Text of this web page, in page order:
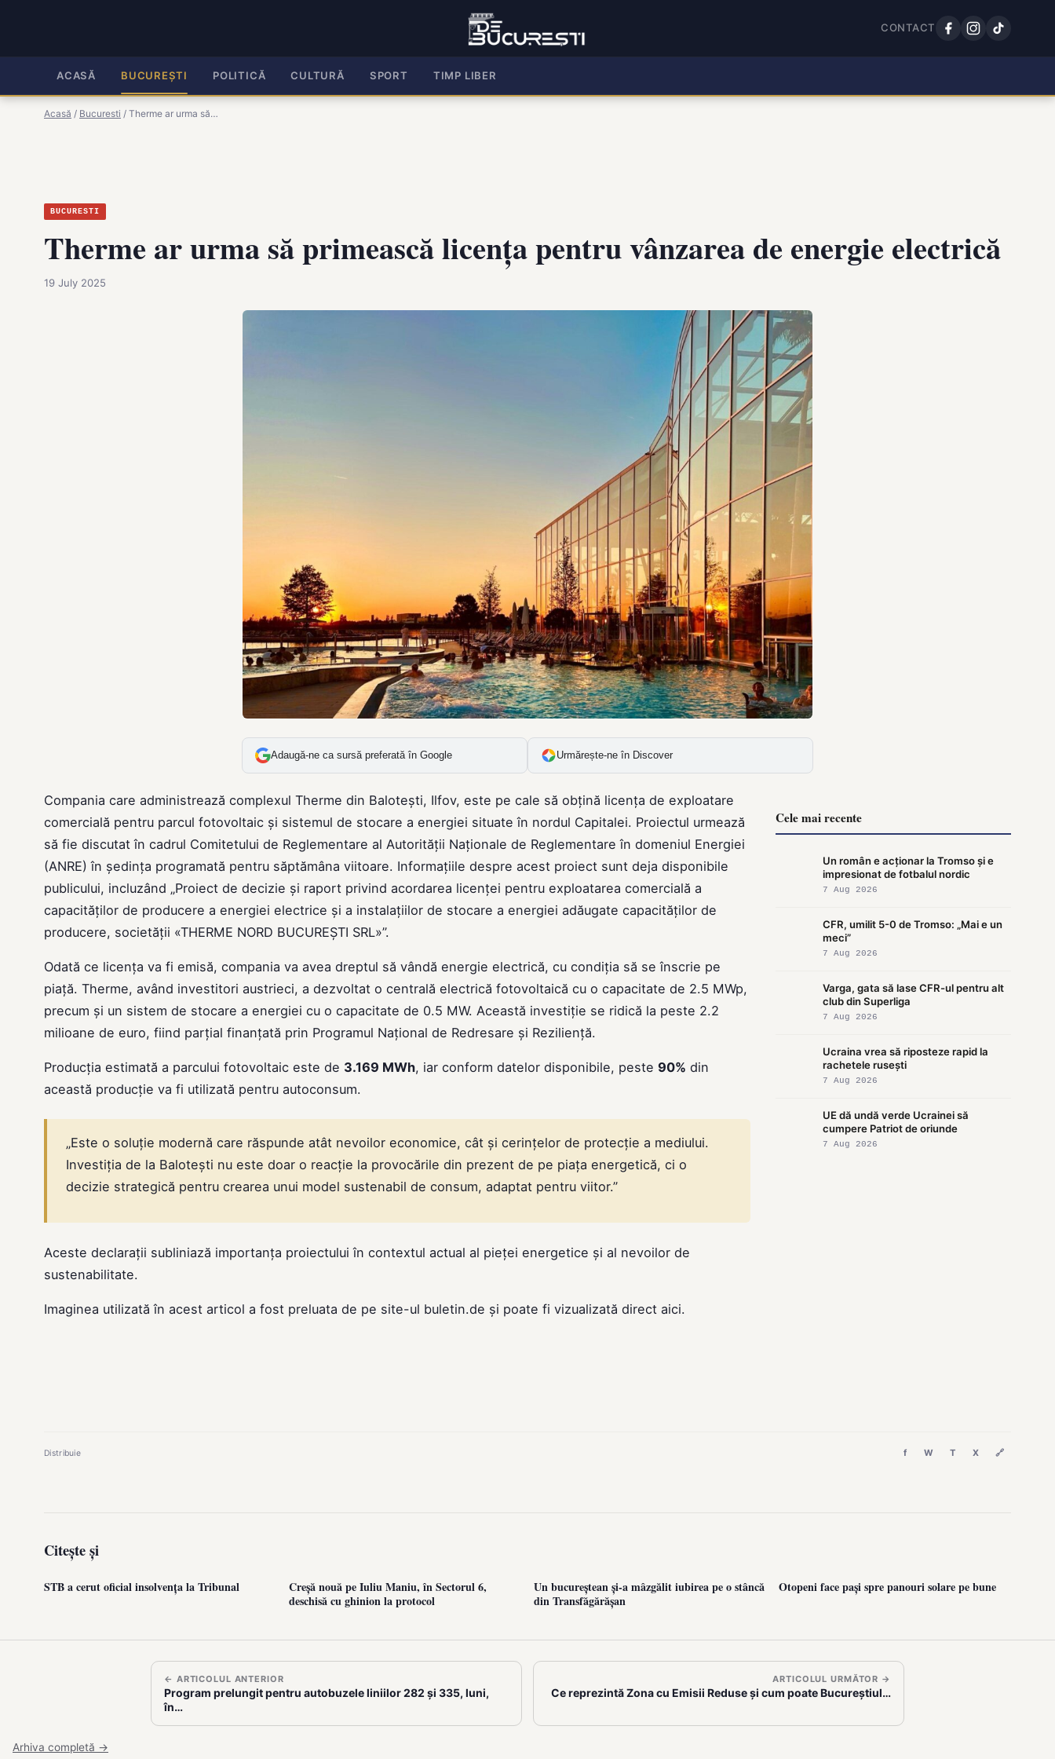
CONTACT
ACASĂ BUCUREȘTI POLITICĂ CULTURĂ SPORT TIMP LIBER
Acasă / Bucuresti / Therme ar urma să…
BUCURESTI
Therme ar urma să primească licenţa pentru vânzarea de energie electrică
19 July 2025
Adaugă-ne ca sursă preferată în Google Urmărește-ne în Discover
Compania care administrează complexul Therme din Baloteşti, Ilfov, este pe cale să obțină licenţa de exploatare
comercială pentru parcul fotovoltaic și sistemul de stocare a energiei situate în nordul Capitalei. Proiectul urmează
să fie discutat în cadrul Comitetului de Reglementare al Autorităţii Naţionale de Reglementare în domeniul Energiei
(ANRE) în ședința programată pentru săptămâna viitoare. Informațiile despre acest proiect sunt deja disponibile
publicului, incluzând „Proiect de decizie și raport privind acordarea licenţei pentru exploatarea comercială a
capacităţilor de producere a energiei electrice și a instalațiilor de stocare a energiei adăugate capacităților de
producere, societăţii «THERME NORD BUCUREȘTI SRL»”.
Odată ce licenţa va fi emisă, compania va avea dreptul să vândă energie electrică, cu condiția să se înscrie pe
piață. Therme, având investitori austrieci, a dezvoltat o centrală electrică fotovoltaică cu o capacitate de 2.5 MWp,
precum și un sistem de stocare a energiei cu o capacitate de 0.5 MW. Această investiție se ridică la peste 2.2
milioane de euro, fiind parțial finanțată prin Programul Naţional de Redresare şi Rezilienţă.
Producția estimată a parcului fotovoltaic este de 3.169 MWh, iar conform datelor disponibile, peste 90% din
această producție va fi utilizată pentru autoconsum.
„Este o soluție modernă care răspunde atât nevoilor economice, cât și cerințelor de protecție a mediului.
Investiția de la Balotești nu este doar o reacție la provocările din prezent de pe piața energetică, ci o
decizie strategică pentru crearea unui model sustenabil de consum, adaptat pentru viitor.”
Aceste declarații subliniază importanța proiectului în contextul actual al pieței energetice și al nevoilor de
sustenabilitate.
Imaginea utilizată în acest articol a fost preluata de pe site-ul buletin.de și poate fi vizualizată direct aici.
Cele mai recente
Un român e acționar la Tromso și e
impresionat de fotbalul nordic
7 Aug 2026
CFR, umilit 5-0 de Tromso: „Mai e un
meci”
7 Aug 2026
Varga, gata să lase CFR-ul pentru alt
club din Superliga
7 Aug 2026
Ucraina vrea să riposteze rapid la
rachetele rusești
7 Aug 2026
UE dă undă verde Ucrainei să
cumpere Patriot de oriunde
7 Aug 2026
Distribuie f W T X 🔗
Citește și
STB a cerut oficial insolvența la Tribunal
Creșă nouă pe Iuliu Maniu, în Sectorul 6,
deschisă cu ghinion la protocol
Un bucureștean și-a mâzgălit iubirea pe o stâncă
din Transfăgărășan
Otopeni face pași spre panouri solare pe bune
← ARTICOLUL ANTERIOR
Program prelungit pentru autobuzele liniilor 282 și 335, luni,
în…
ARTICOLUL URMĂTOR →
Ce reprezintă Zona cu Emisii Reduse și cum poate Bucureștiul…
Arhiva completă →